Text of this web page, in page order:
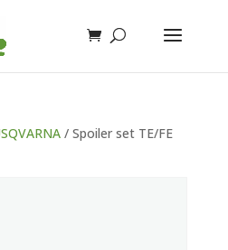
/ Spoiler set TE/FE